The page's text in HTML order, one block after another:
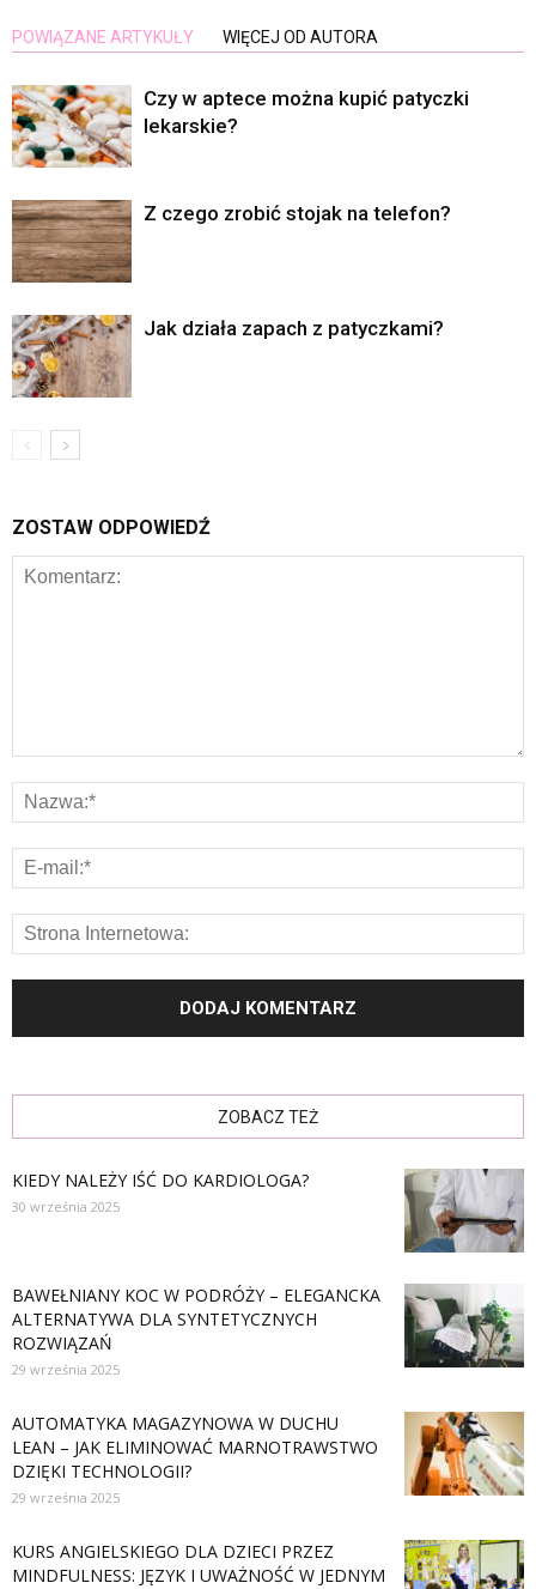
POWIĄZANE ARTYKUŁY WIĘCEJ OD AUTORA
Czy w aptece można kupić patyczki
lekarskie?
Z czego zrobić stojak na telefon?
Jak działa zapach z patyczkami?
ZOSTAW ODPOWIEDŹ
ZOBACZ TEŻ
KIEDY NALEŻY IŚĆ DO KARDIOLOGA?
30 września 2025
BAWEŁNIANY KOC W PODRÓŻY – ELEGANCKA
ALTERNATYWA DLA SYNTETYCZNYCH
ROZWIĄZAŃ
29 września 2025
AUTOMATYKA MAGAZYNOWA W DUCHU
LEAN – JAK ELIMINOWAĆ MARNOTRAWSTWO
DZIĘKI TECHNOLOGII?
29 września 2025
KURS ANGIELSKIEGO DLA DZIECI PRZEZ
MINDFULNESS: JĘZYK I UWAŻNOŚĆ W JEDNYM